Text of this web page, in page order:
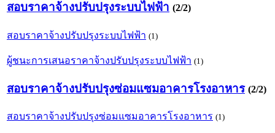
สอบราคาจ้างปรับปรุงระบบไฟฟ้า (2/2)
สอบราคาจ้างปรับปรุงระบบไฟฟ้า (1)
ผู้ชนะการเสนอราคาจ้างปรับปรุงระบบไฟฟ้า (1)
สอบราคาจ้างปรับปรุงซ่อมแซมอาคารโรงอาหาร (2/2)
สอบราคาจ้างปรับปรุงซ่อมแซมอาคารโรงอาหาร (1)